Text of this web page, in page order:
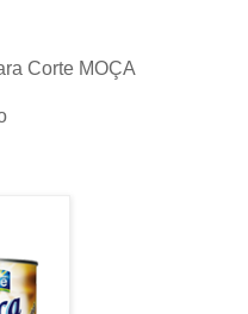
Corte MOÇA